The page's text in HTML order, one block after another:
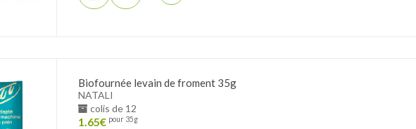
Biofournée levain de froment 35g
NATALI
colis de 12
1.65€ pour 35g